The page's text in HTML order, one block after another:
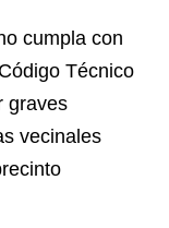
cumpla con
Técnico
graves
vecinales